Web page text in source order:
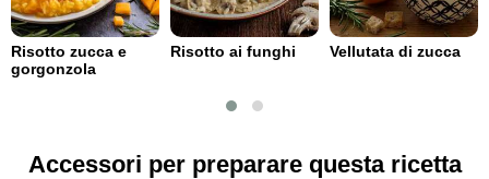
Risotto zucca e
gorgonzola
Risotto ai funghi Vellutata di zucca
Accessori per preparare questa ricetta